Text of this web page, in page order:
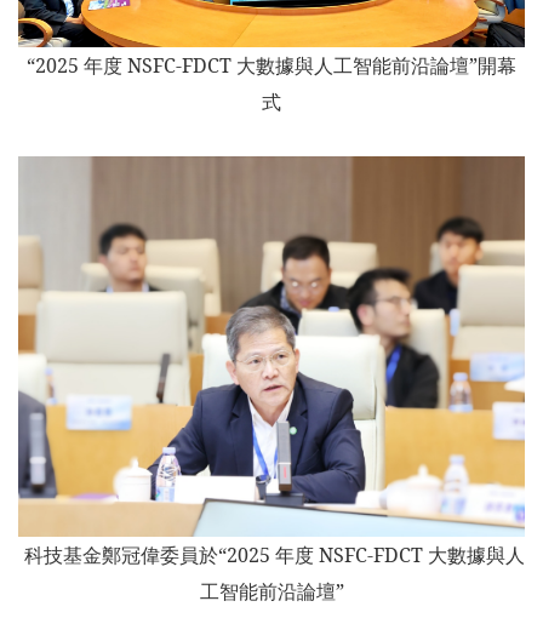
“2025 年度 NSFC-FDCT 大數據與人工智能前沿論壇”開幕
式
科技基金鄭冠偉委員於“2025 年度 NSFC-FDCT 大數據與人
工智能前沿論壇”